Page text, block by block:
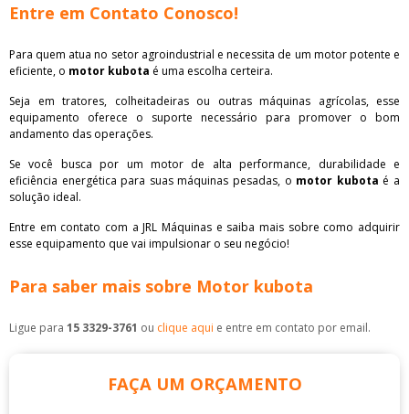
Entre em Contato Conosco!
Para quem atua no setor agroindustrial e necessita de um motor potente e
eficiente, o motor kubota é uma escolha certeira.
Seja em tratores, colheitadeiras ou outras máquinas agrícolas, esse
equipamento oferece o suporte necessário para promover o bom
andamento das operações.
Se você busca por um motor de alta performance, durabilidade e
eficiência energética para suas máquinas pesadas, o motor kubota é a
solução ideal.
Entre em contato com a JRL Máquinas e saiba mais sobre como adquirir
esse equipamento que vai impulsionar o seu negócio!
Para saber mais sobre Motor kubota
Ligue para 15 3329-3761 ou clique aqui e entre em contato por email.
FAÇA UM ORÇAMENTO